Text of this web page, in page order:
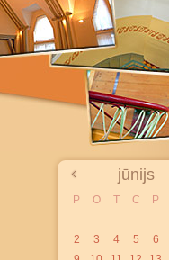
jūnijs
P O T C P
2
3 4 5 6